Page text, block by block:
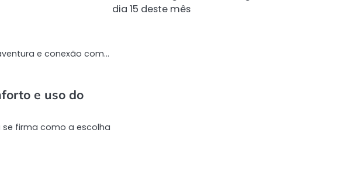
e conexão com…
e uso do
firma como a escolha
dia 15 deste mês